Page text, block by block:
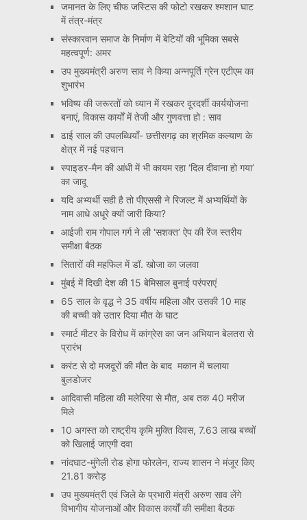
जमानत के लिए चीफ जस्टिस की फोटो रखकर श्मशान घाट
में तंत्र-मंत्र
संस्कारवान समाज के निर्माण में बेटियों की भूमिका सबसे
महत्वपूर्ण: अमर
उप मुख्यमंत्री अरुण साव ने किया अन्नपूर्ति ग्रेन एटीएम का
शुभारंभ
भविष्य की जरूरतों को ध्यान में रखकर दूरदर्शी कार्ययोजना
बनाएं, विकास कार्यों में तेजी और गुणवत्ता हो : साव
ढाई साल की उपलब्धियाँ- छत्तीसगढ़ का श्रमिक कल्याण के
क्षेत्र में नई पहचान
स्पाइडर-मैन की आंधी में भी कायम रहा ‘दिल दीवाना हो गया’
का जादू
यदि अभ्यर्थी सही है तो पीएससी ने रिजल्ट में अभ्यर्थियों के
नाम आधे अधूरे क्यों जारी किया?
आईजी राम गोपाल गर्ग ने ली ‘सशक्त’ ऐप की रेंज स्तरीय
समीक्षा बैठक
सितारों की महफिल में डॉ. खोजा का जलवा
मुंबई में दिखी देश की 15 बेमिसाल बुनाई परंपराएं
65 साल के वृद्ध ने 35 वर्षीय महिला और उसकी 10 माह
की बच्ची को उतार दिया मौत के घाट
स्मार्ट मीटर के विरोध में कांग्रेस का जन अभियान बेलतरा से
प्रारंभ
करंट से दो मजदूरों की मौत के बाद मकान में चलाया
बुलडोजर
आदिवासी महिला की मलेरिया से मौत, अब तक 40 मरीज
मिले
10 अगस्त को राष्ट्रीय कृमि मुक्ति दिवस, 7.63 लाख बच्चों
को खिलाई जाएगी दवा
नांदघाट-मुंगेली रोड होगा फोरलेन, राज्य शासन ने मंजूर किए
21.81 करोड़
उप मुख्यमंत्री एवं जिले के प्रभारी मंत्री अरुण साव लेंगे
विभागीय योजनाओं और विकास कार्यों की समीक्षा बैठक